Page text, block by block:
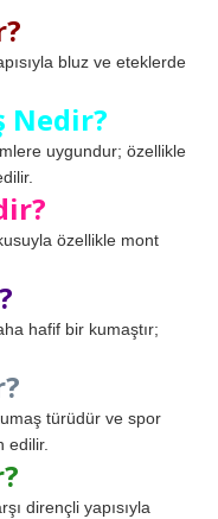
bluz ve eteklerde
Nedir?
uygundur; özellikle
özellikle mont
hafif bir kumaştır;
türüdür ve spor
edilir.
dirençli yapısıyla